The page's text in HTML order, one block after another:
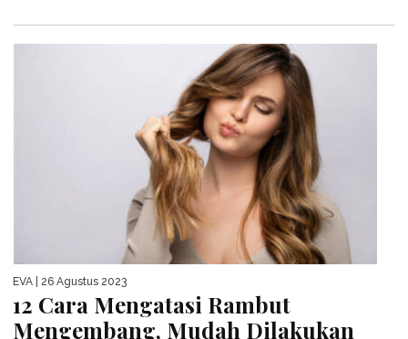
EVA | 26 Agustus 2023
12 Cara Mengatasi Rambut
Mengembang, Mudah Dilakukan